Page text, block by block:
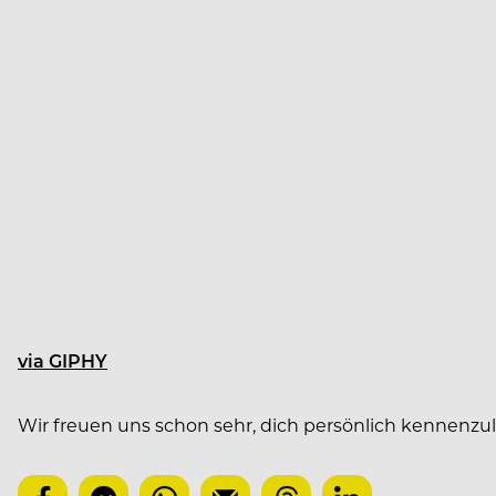
via GIPHY
Wir freuen uns schon sehr, dich persönlich